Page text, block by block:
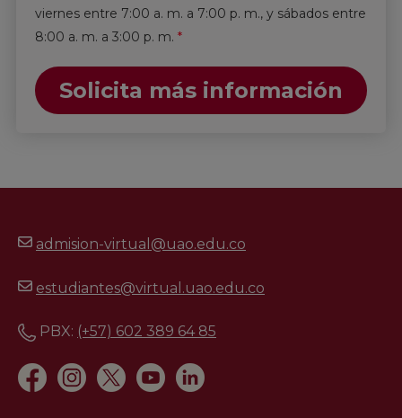
viernes entre 7:00 a. m. a 7:00 p. m., y sábados entre
8:00 a. m. a 3:00 p. m. *
Solicita más información
admision-virtual@uao.edu.co
estudiantes@virtual.uao.edu.co
PBX: (+57) 602 389 64 85